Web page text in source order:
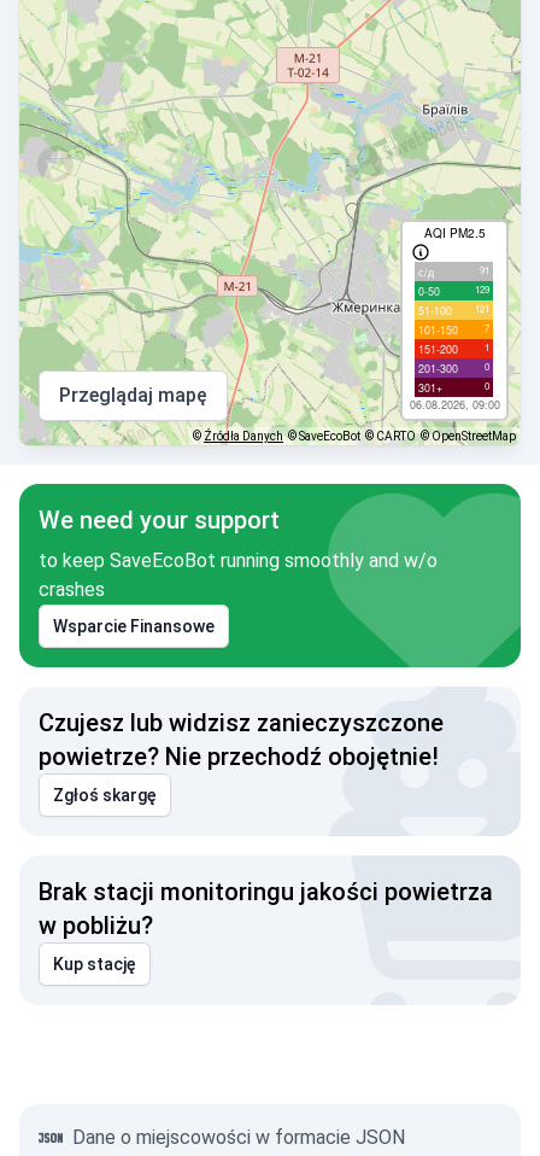
AQI PM2.5
с/д 91
0-50 129
51-100 121
101-150 7
151-200 1
201-300 0
301+ 0
06.08.2026, 09:00
Przeglądaj mapę
©Źródła Danych © SaveEcoBot © CARTO © OpenStreetMap
We need your support
to keep SaveEcoBot running smoothly and w/o
crashes
Wsparcie Finansowe
Czujesz lub widzisz zanieczyszczone
powietrze? Nie przechodź obojętnie!
Zgłoś skargę
Brak stacji monitoringu jakości powietrza
w pobliżu?
Kup stację
Dane o miejscowości w formacie JSON